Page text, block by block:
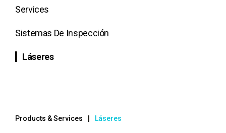
Services
Sistemas De Inspección
Láseres
Products & Services Láseres